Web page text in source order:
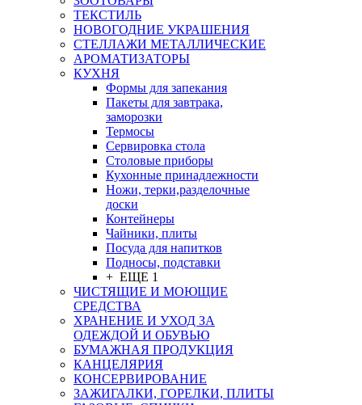
ТЕКСТИЛЬ
НОВОГОДНИЕ УКРАШЕНИЯ
СТЕЛЛАЖИ МЕТАЛЛИЧЕСКИЕ
АРОМАТИЗАТОРЫ
КУХНЯ
Формы для запекания
Пакеты для завтрака,
заморозки
Термосы
Сервировка стола
Столовые приборы
Кухонные принадлежности
Ножи, терки,разделочные
доски
Контейнеры
Чайники, плиты
Посуда для напитков
Подносы, подставки
+ ЕЩЕ 1
ЧИСТЯЩИЕ И МОЮЩИЕ
СРЕДСТВА
ХРАНЕНИЕ И УХОД ЗА
ОДЕЖДОЙ И ОБУВЬЮ
БУМАЖНАЯ ПРОДУКЦИЯ
КАНЦЕЛЯРИЯ
КОНСЕРВИРОВАНИЕ
ЗАЖИГАЛКИ, ГОРЕЛКИ, ПЛИТЫ